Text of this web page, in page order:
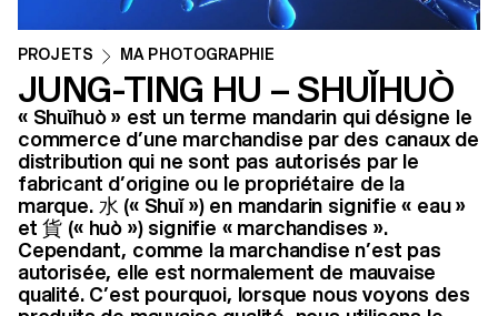
PROJETS MA PHOTOGRAPHIE
JUNG-TING HU – SHUǏHUÒ
« Shuǐhuò » est un terme mandarin qui désigne le
commerce d’une marchandise par des canaux de
distribution qui ne sont pas autorisés par le
fabricant d’origine ou le propriétaire de la
marque. 水 (« Shuǐ ») en mandarin signifie « eau »
et 貨 (« huò ») signifie « marchandises ».
Cependant, comme la marchandise n’est pas
autorisée, elle est normalement de mauvaise
qualité. C’est pourquoi, lorsque nous voyons des